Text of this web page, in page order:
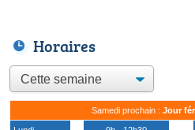
Horaires
Samedi prochain : Jour